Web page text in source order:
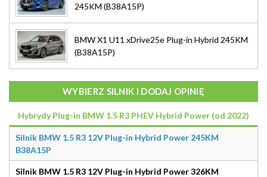
245KM (B38A15P)
BMW X1 U11 xDrive25e Plug-in Hybrid 245KM
(B38A15P)
WYBIERZ SILNIK I DODAJ OPINIĘ
Hybrydy Plug-in BMW 1.5 R3 PHEV Hybrid Power (od 2022)
Silnik BMW 1.5 R3 12V Plug-in Hybrid Power 245KM
B38A15P
Silnik BMW 1.5 R3 12V Plug-in Hybrid Power 326KM